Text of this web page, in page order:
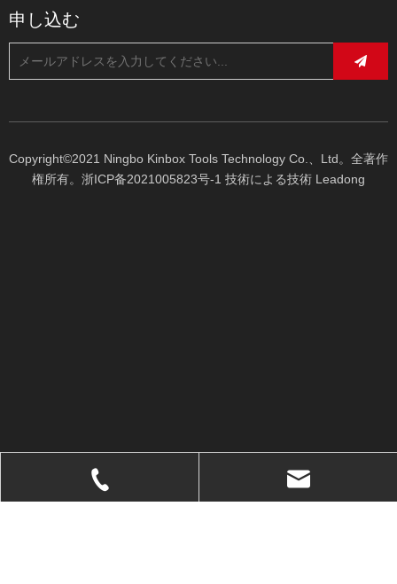
申し込む
Copyright©2021 Ningbo Kinbox Tools Technology Co.、Ltd。全著作
権所有。 浙ICP备2021005823号-1 技術による技術 Leadong